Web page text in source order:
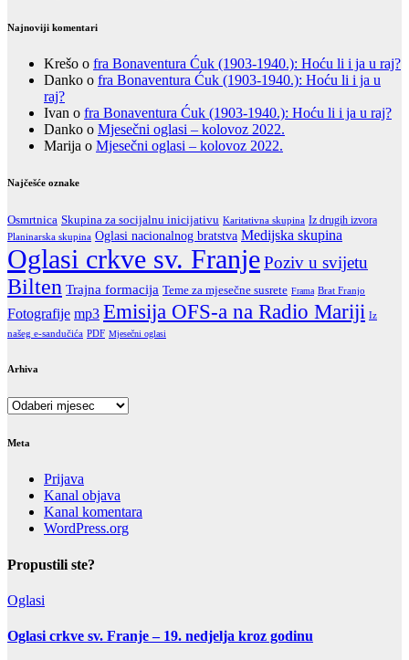
Najnoviji komentari
Krešo o fra Bonaventura Ćuk (1903-1940.): Hoću li i ja u raj?
Danko o fra Bonaventura Ćuk (1903-1940.): Hoću li i ja u
raj?
Ivan o fra Bonaventura Ćuk (1903-1940.): Hoću li i ja u raj?
Danko o Mjesečni oglasi – kolovoz 2022.
Marija o Mjesečni oglasi – kolovoz 2022.
Najčešće oznake
Osmrtnica Skupina za socijalnu inicijativu Karitativna skupina Iz drugih izvora
Planinarska skupina Oglasi nacionalnog bratstva Medijska skupina
Oglasi crkve sv. FranjePoziv u svijetu
Bilten Trajna formacija Teme za mjesečne susrete Frama Brat Franjo
Fotografije mp3 Emisija OFS-a na Radio Mariji Iz
našeg e-sandučića PDF Mjesečni oglasi
Arhiva
Arhiva
Meta
Prijava
Kanal objava
Kanal komentara
WordPress.org
Propustili ste?
Oglasi
Oglasi crkve sv. Franje – 19. nedjelja kroz godinu